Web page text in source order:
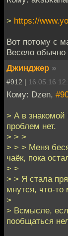
> https://
Вот потому с
Весело обычно
Джинджер »
#912 | 16.05.16
Кому: Dzen,
> А в знакомой
проблем нет.
> > >
> > > Меня
чаёк, пока
> >
> > Я стала
мнутся, что-то
>
> Всмысле,
пообщаться